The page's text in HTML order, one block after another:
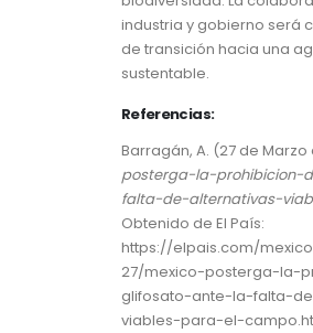
industria y gobierno será
de transición hacia una
sustentable.
Referencias:
Barragán, A. (27 de Marzo
posterga-la-prohibicion-
falta-de-alternativas-
Obtenido de El País:
https://elpais.com/
27/mexico-posterga-la-
glifosato-ante-la-falta-
viables-para-el-